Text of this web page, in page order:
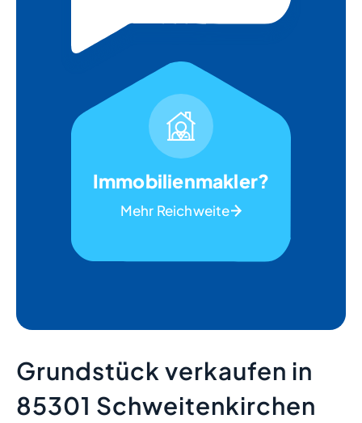
Immobilienmakler?
Mehr Reichweite
Grundstück verkaufen in
85301 Schweitenkirchen